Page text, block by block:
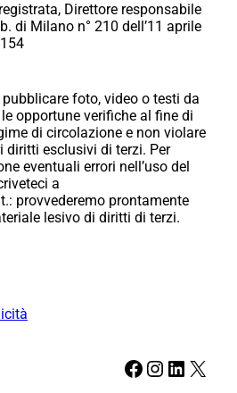
Direttore responsabile
di Milano n° 210 dell’11 aprile
foto, video o testi da
opportune verifiche al fine di
di circolazione e non violare
diritti esclusivi di terzi. Per
eventuali errori nell’uso del
a
provvederemo prontamente
lesivo di diritti di terzi.
Facebook Instagram LinkedIn X